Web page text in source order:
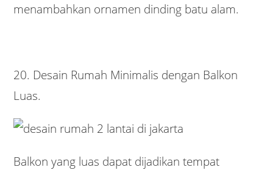
menambahkan ornamen dinding batu alam.
20. Desain Rumah Minimalis dengan Balkon
Luas.
Balkon yang luas dapat dijadikan tempat